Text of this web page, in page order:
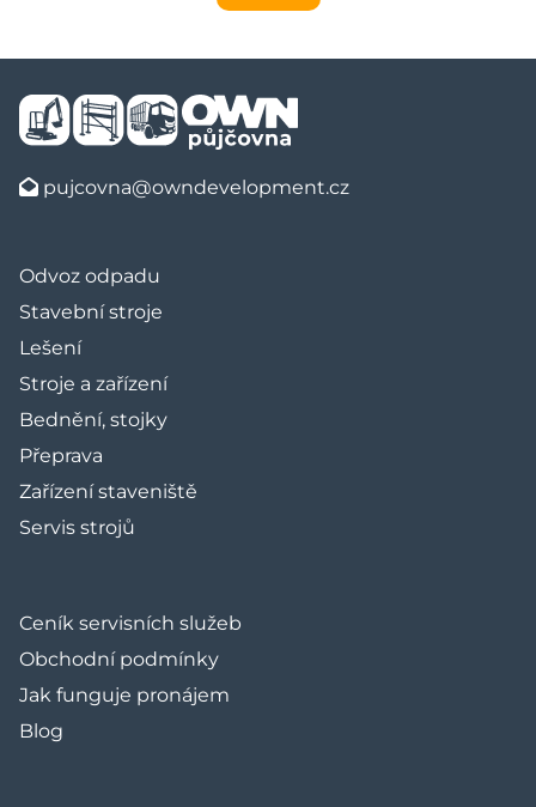
pujcovna@owndevelopment.cz
Odvoz odpadu
Stavební stroje
Lešení
Stroje a zařízení
Bednění, stojky
Přeprava
Zařízení staveniště
Servis strojů
Ceník servisních služeb
Obchodní podmínky
Jak funguje pronájem
Blog